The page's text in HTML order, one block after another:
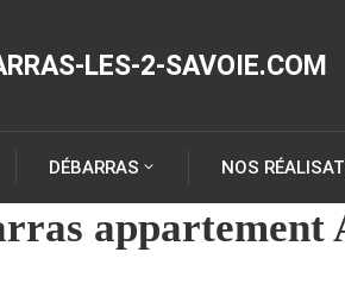
LES-2-SAVOIE.COM
DÉBARRAS NOS
appartement